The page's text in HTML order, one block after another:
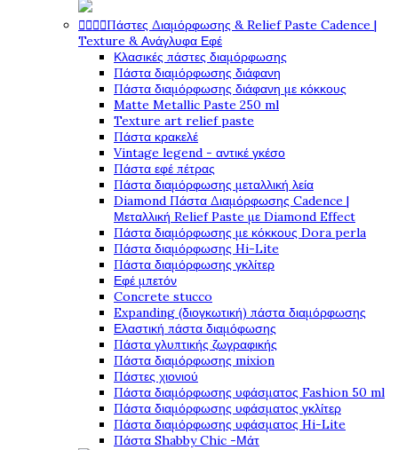
Πάστες Διαμόρφωσης & Relief Paste Cadence |
Texture & Ανάγλυφα Εφέ
Κλασικές πάστες διαμόρφωσης
Πάστα διαμόρφωσης διάφανη
Πάστα διαμόρφωσης διάφανη με κόκκους
Matte Metallic Paste 250 ml
Texture art relief paste
Πάστα κρακελέ
Vintage legend - αντικέ γκέσο
Πάστα εφέ πέτρας
Πάστα διαμόρφωσης μεταλλική λεία
Diamond Πάστα Διαμόρφωσης Cadence |
Μεταλλική Relief Paste με Diamond Effect
Πάστα διαμόρφωσης με κόκκους Dora perla
Πάστα διαμόρφωσης Hi-Lite
Πάστα διαμόρφωσης γκλίτερ
Εφέ μπετόν
Concrete stucco
Expanding (διογκωτική) πάστα διαμόρφωσης
Ελαστική πάστα διαμόφωσης
Πάστα γλυπτικής ζωγραφικής
Πάστα διαμόρφωσης mixion
Πάστες χιονιού
Πάστα διαμόρφωσης υφάσματος Fashion 50 ml
Πάστα διαμόρφωσης υφάσματος γκλίτερ
Πάστα διαμόρφωσης υφάσματος Hi-Lite
Πάστα Shabby Chic -Μάτ